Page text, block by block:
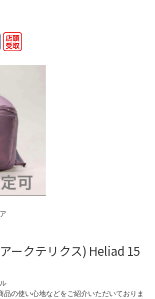
ークテリクス) Heliad 15
品の使い心地などをご紹介いただいておりま